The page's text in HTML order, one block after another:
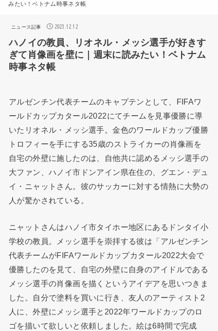
みたい！ベトナム時事ネタ帳
ニュース記事 2023.12.12
ハノイの教員、リオネル・メッシ選手が好きす
ぎて肖像画を壁に｜週末に読みたい！ベトナム
時事ネタ帳
アルゼンチン代表チームのキャプテンとして、FIFAワ
ールドカップカタール2022にてチームを見事優勝に導
いたリオネル・メッシ選手。金色のワールドカップ優勝
トロフィーを手にする35歳のストライカーの肖像画を
自宅の外壁に施したのは、自他共に認めるメッシ選手の
大ファン、ハノイ市ドンアイン県在住の、グエン・デュ
イ・ニャットさん。彼のサッカーに対する情熱に大勢の
人が驚かされている。
ニャットさんはハノイ市タイホー地区にあるドンタイ小
学校の教員。メッシ選手を崇拝する彼は「アルゼンチン
代表チームがFIFAワールドカップカタール2022大会で
優勝したのを見て、自宅の外壁に自身のアイドルである
メッシ選手の肖像画を描くというアイデアを思いつきま
した。自分で塗料を買いに行き、友人のアーティスト2
人に、外壁にメッシ選手と2022年ワールドカップのロ
ゴを描いて欲しいと依頼しました。絵は6時間で完成